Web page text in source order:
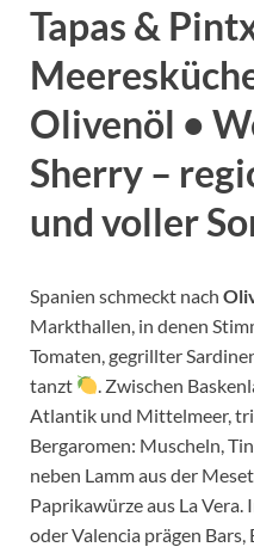
Tapas &
Olivenöl •
Sherry –
und voller
Spanien schmeckt nach
Markthallen, in denen
Tomaten, gegrillter
tanzt
. Zwischen
Atlantik und Mittelmeer,
Bergaromen: Muscheln,
neben Lamm aus der
Paprikawürze aus La Vera.
oder Valencia prägen